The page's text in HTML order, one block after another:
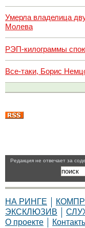
Умерла владелица
Молева
РЭП-килограммы
Все-таки, Борис
Pедакция не отвечает за
НА РИНГЕ
ЭКСКЛЮЗИВ
О проекте